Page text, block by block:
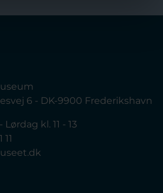
6 - DK-9900 Frederikshavn
Lørdag kl. 11 - 13